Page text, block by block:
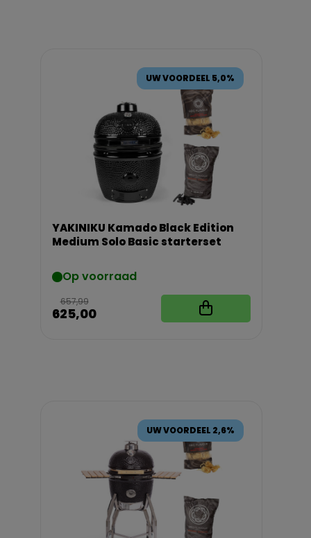
UW VOORDEEL 5,0%
YAKINIKU Kamado Black Edition
Medium Solo Basic starterset
Op voorraad
657,99
625,00
UW VOORDEEL 2,6%